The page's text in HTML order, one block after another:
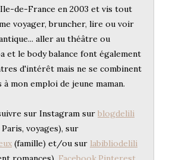
de-France en 2003 et vis tout
voyager, bruncher, lire ou voir
aller au théâtre ou
et le body balance font également
d'intérêt mais ne se combinent
mon emploi de jeune maman.
sur Instagram sur blogdelili
voyages), sur
(famille) et/ou sur labibliodelili